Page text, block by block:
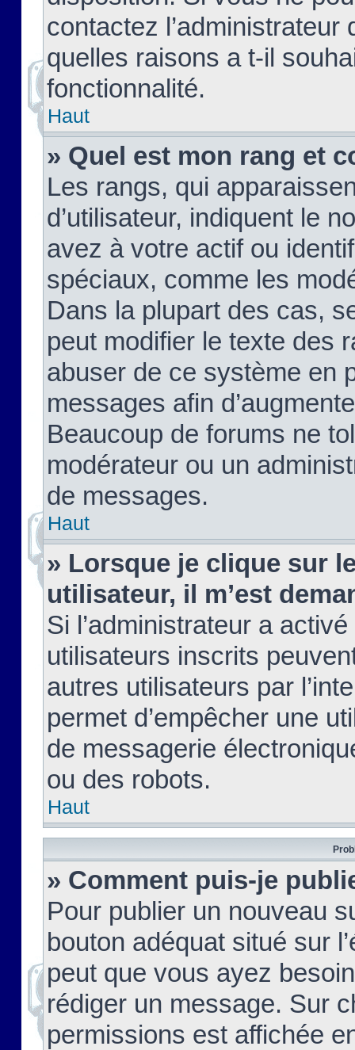
contactez
quelles raisons a t-il
fonctionnalité.
Haut
» Quel est mon rang et
Les rangs, qui
d’utilisateur, indiquent le
avez à votre actif ou
spéciaux, comme les
Dans la plupart des cas,
peut modifier le texte des
abuser de ce système en
messages afin
Beaucoup de forums ne
modérateur ou un
de messages.
Haut
» Lorsque je clique sur
utilisateur, il m’est
Si l’administrateur a
utilisateurs inscrits
autres utilisateurs par
permet d’empêcher une
de messagerie
ou des robots.
Haut
» Comment puis-je
Pour publier un nouveau
bouton adéquat situé sur
peut que vous ayez
rédiger un message. Sur
permissions est affichée